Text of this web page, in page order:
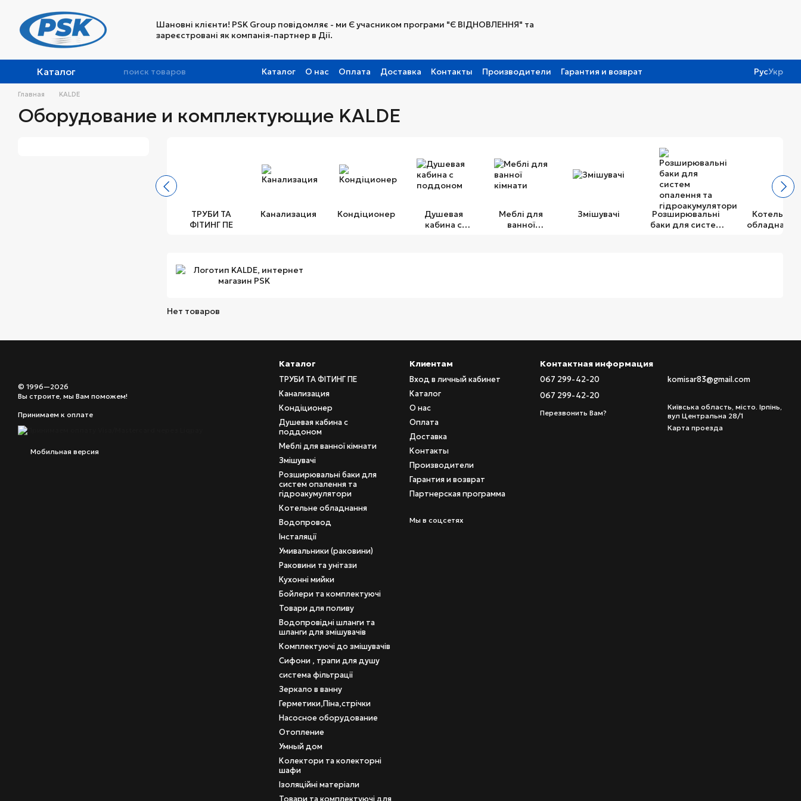
Шановні клієнти! PSK Group повідомляє - ми Є учасником програми "Є ВІДНОВЛЕННЯ" та
зареєстровані як компанія-партнер в Дії.
Каталог Каталог О нас Оплата Доставка Контакты Производители
Гарантия и возврат
Партнерская программа
РусУкр
Главная KALDE
Оборудование и комплектующие KALDE
ТРУБИ ТА
ФІТИНГ ПЕ
Канализация Кондіционер
Душевая
кабина с
Меблі для
ванної
Змішувачі
Розширювальні
баки для систем
Котельне
обладнання
Нет товаров
© 1996—2026
Вы строите, мы Вам поможем!
Принимаем к оплате
Мобильная версия
Каталог
ТРУБИ ТА ФІТИНГ ПЕ
Канализация
Кондіционер
Душевая кабина с
поддоном
Меблі для ванної кімнати
Змішувачі
Розширювальні баки для
систем опалення та
гідроакумулятори
Котельне обладнання
Водопровод
Інсталяції
Умивальники (раковини)
Раковини та унітази
Кухонні мийки
Бойлери та комплектуючі
Товари для поливу
Водопровідні шланги та
шланги для змішувачів
Комплектуючі до змішувачів
Сифони , трапи для душу
система фільтрації
Зеркало в ванну
Герметики,Піна,стрічки
Насосное оборудование
Отопление
Умный дом
Колектори та колекторні
шафи
Ізоляційні матеріали
Товари та комплектуючі для
Клиентам
Вход в личный кабинет
Каталог
О нас
Оплата
Доставка
Контакты
Производители
Гарантия и возврат
Партнерская программа
Мы в соцсетях
Контактная информация
067 299-42-20
067 299-42-20
Перезвонить Вам?
komisar83@gmail.com
Київська область, місто. Ірпінь,
вул Центральна 28/1
Карта проезда